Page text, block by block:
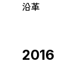
沿革
2016